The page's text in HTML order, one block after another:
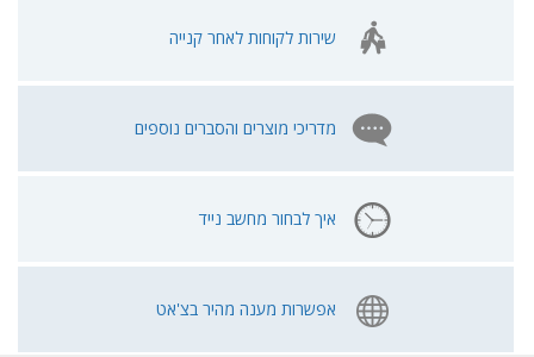
שירות לקוחות לאחר קנייה
מדריכי מוצרים והסברים נוספים
איך לבחור מחשב נייד
אפשרות מענה מהיר בצ'אט